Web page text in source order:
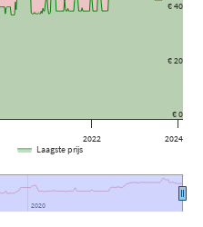
2022 2024
2020
2020
€ 0
€ 20
€ 40
Laagste prijs